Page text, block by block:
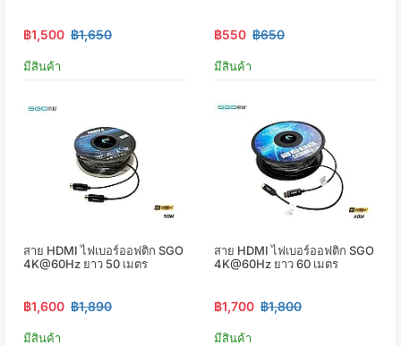
฿1,500 ฿1,650
มีสินค้า
฿550 ฿650
มีสินค้า
สาย HDMI ไฟเบอร์ออฟติก SGO
4K@60Hz ยาว 50 เมตร
฿1,600 ฿1,890
มีสินค้า
สาย HDMI ไฟเบอร์ออฟติก SGO
4K@60Hz ยาว 60 เมตร
฿1,700 ฿1,800
มีสินค้า